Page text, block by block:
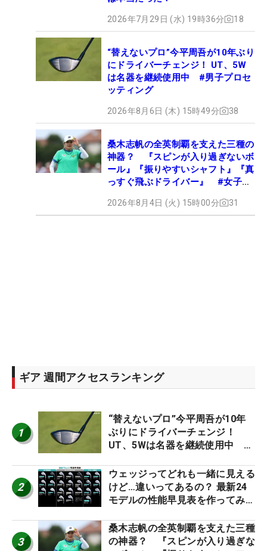
2026年7月29日 (水) 19時36分 18
“替えないプロ”今平周吾が10年ぶり
にドライバーチェンジ！ UT、5W
は名器を継続使用中 #男子プロセ
ッティング
2026年8月6日 (木) 15時49分 38
桑木志帆の全英制覇を支えた三種の
神器？ 『スピンが入り過ぎないボ
ール』『振りやすいシャフト』『真
っすぐ飛ぶドライバー』 #女子プ
2026年8月4日 (火) 15時00分 31
ギア 週間アクセスランキング
1
“替えないプロ”今平周吾が10年
ぶりにドライバーチェンジ！
UT、5Wは名器を継続使用中 #
2
ウェッジってどれも一緒に見える
けど…違いってあるの？ 最新24
モデルの性能早見表を作ってみ
3
桑木志帆の全英制覇を支えた三種
の神器？ 『スピンが入り過ぎな